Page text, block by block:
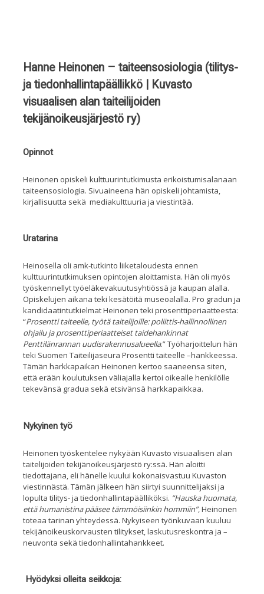
Hanne Heinonen – taiteensosiologia (tilitys-
ja tiedonhallintapäällikkö | Kuvasto
visuaalisen alan taiteilijoiden
tekijänoikeusjärjestö ry)
Opinnot
Heinonen opiskeli kulttuurintutkimusta erikoistumisalanaan
taiteensosiologia. Sivuaineena hän opiskeli johtamista,
kirjallisuutta sekä mediakulttuuria ja viestintää.
Uratarina
Heinosella oli amk-tutkinto liiketaloudesta ennen
kulttuurintutkimuksen opintojen aloittamista. Hän oli myös
työskennellyt työeläkevakuutusyhtiössä ja kaupan alalla.
Opiskelujen aikana teki kesätöitä museoalalla. Pro gradun ja
kandidaatintutkielmat Heinonen teki prosenttiperiaatteesta:
“Prosenttitaiteelle, työtä taitelijoille: poliittis-hallinnollinen
ohjailu ja prosenttiperiaatteiset taidehankinnat
Penttilänrannan uudisrakennusalueella.” Työharjoittelun hän
teki Suomen Taiteilijaseura Prosentti taiteelle –hankkeessa.
Tämän harkkapaikan Heinonen kertoo saaneensa siten,
että erään koulutuksen väliajalla kertoi oikealle henkilölle
tekevänsä gradua sekä etsivänsä harkkapaikkaa.
Nykyinen työ
Heinonen työskentelee nykyään Kuvasto visuaalisen alan
taitelijoiden tekijänoikeusjärjestö ry:ssä. Hän aloitti
tiedottajana, eli hänelle kuului kokonaisvastuu Kuvaston
viestinnästä. Tämän jälkeen hän siirtyi suunnittelijaksi ja
lopulta tilitys- ja tiedonhallintapäälliköksi. “Hauska huomata,
että humanistina pääsee tämmöisiinkin hommiin”, Heinonen
toteaa tarinan yhteydessä. Nykyiseen työnkuvaan kuuluu
tekijänoikeuskorvausten tilitykset, laskutusreskontra ja –
neuvonta sekä tiedonhallintahankkeet.
Hyödyksi olleita seikkoja: